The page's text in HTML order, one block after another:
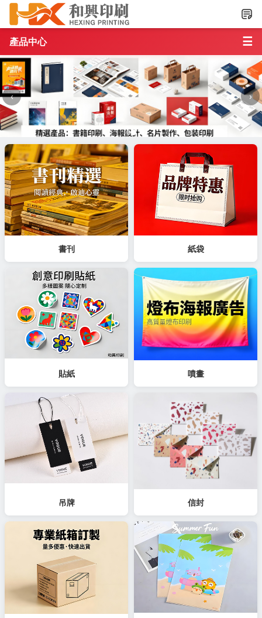
‹ ›
產品中心 ☰
書刊 紙袋
貼紙 噴畫
吊牌 信封